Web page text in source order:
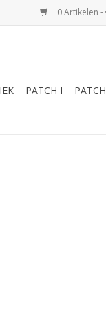
0 Artikelen -
PATCH I